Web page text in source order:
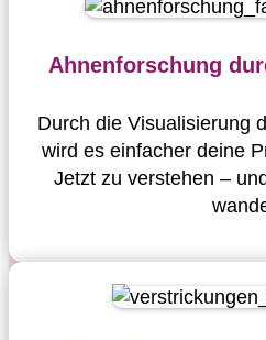
Ahnenforschung
Durch die Visualisierung
wird es einfacher deine
Jetzt zu verstehen –